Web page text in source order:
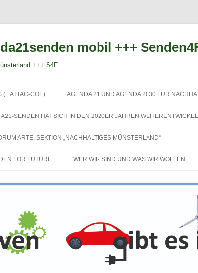
mobil +++
+++ S4F
Inhalt
(+ ATTAC-COE) AGENDA 21 UND AGENDA 2030 FÜR
SENDEN HAT SICH IN DEN 2020ER JAHREN
ARTE, SEKTION „NACHHALTIGES MÜNSTERLAND“
FOR FUTURE WER WIR SIND UND WAS WIR WOLLEN